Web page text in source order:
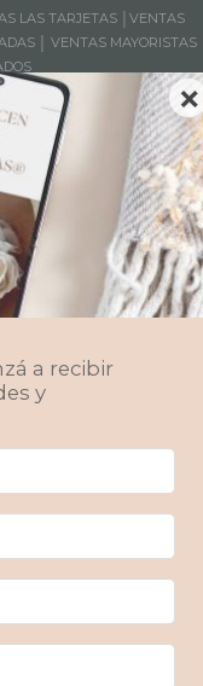
LAS TARJETAS │VENTAS
│ VENTAS MAYORISTAS
0
FOA,
cargada de
Edificio del
cambios y nuevos
departamentos. La
la belleza
en las últimas
la serenidad que se
edición de Casa
y conectar con los
íntimos, ambientes
cavas. Un canto al
de relajarse en un
ciudad.
×
a recibir
y